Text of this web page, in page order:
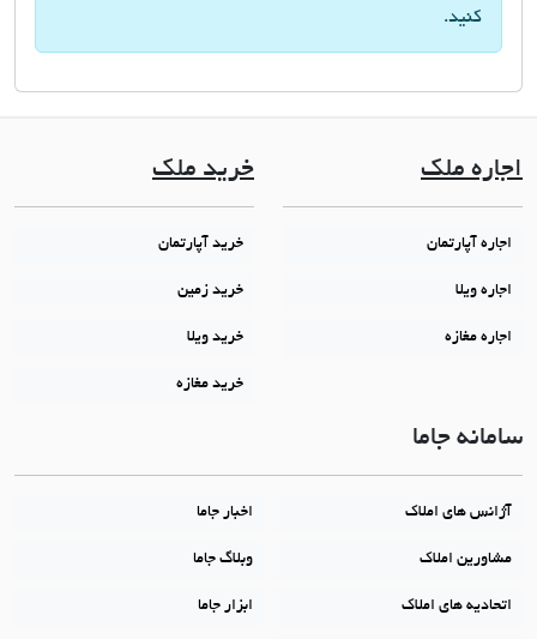
کنید.
اجاره ملک
اجاره آپارتمان
اجاره ویلا
اجاره مغازه
خرید ملک
خرید آپارتمان
خرید زمین
خرید ویلا
خرید مغازه
سامانه جاما
آژانس های املاک اخبار جاما
مشاورین املاک وبلاگ جاما
اتحادیه های املاک ابزار جاما